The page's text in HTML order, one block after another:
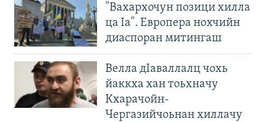
"Вахархочун позици хилла
ца Iа". Европера нохчийн
диаспоран митингаш
Велла дIаваллалц чохь
йаккха хан тоьхначу
Кхарачойн-
Чергазийчоьнан хиллачу